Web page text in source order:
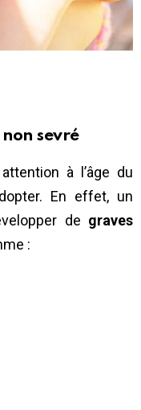
sevré
à l’âge du
En effet, un
de graves
: